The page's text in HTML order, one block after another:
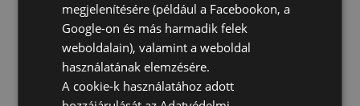
megjelenítésére (például a Facebookon, a
Google-on és más harmadik felek
weboldalain), valamint a weboldal
használatának elemzésére.
A cookie-k használatához adott